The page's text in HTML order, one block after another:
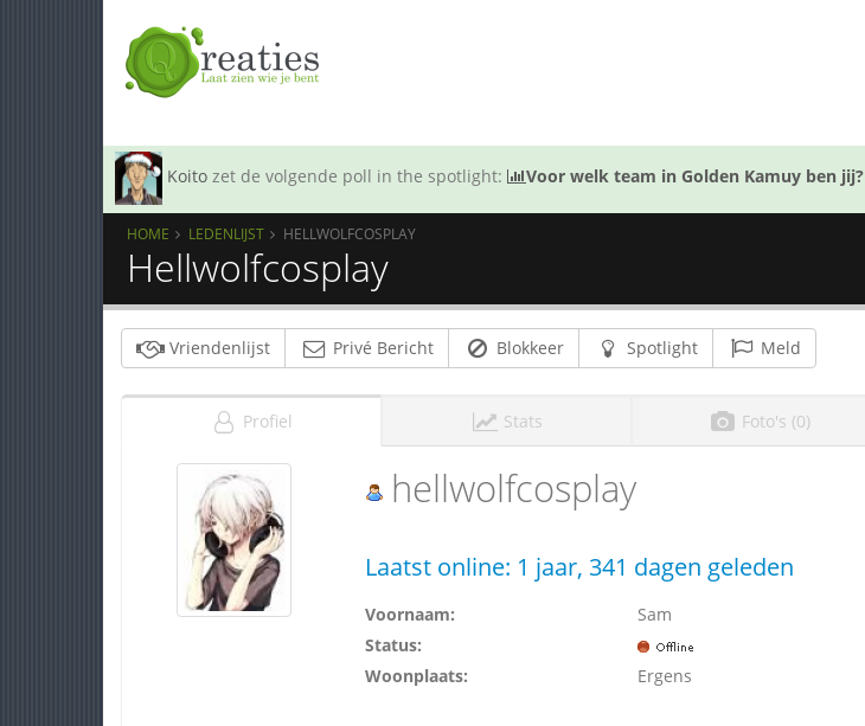
Koito zet de volgende poll in the spotlight: Voor welk team in Golden Kamuy ben jij?
HOME LEDENLIJST HELLWOLFCOSPLAY
Hellwolfcosplay
Vriendenlijst Privé Bericht Blokkeer Spotlight Meld
Profiel Stats Foto's (0)
hellwolfcosplay
Laatst online: 1 jaar, 341 dagen geleden
Voornaam:
Sam
Status:
Woonplaats:
Ergens